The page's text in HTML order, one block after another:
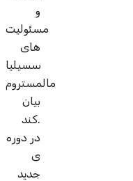
و
مسئولیت
های
سسیلیا
مالمستروم
بیان
کند.
در دوره
ی
جدید